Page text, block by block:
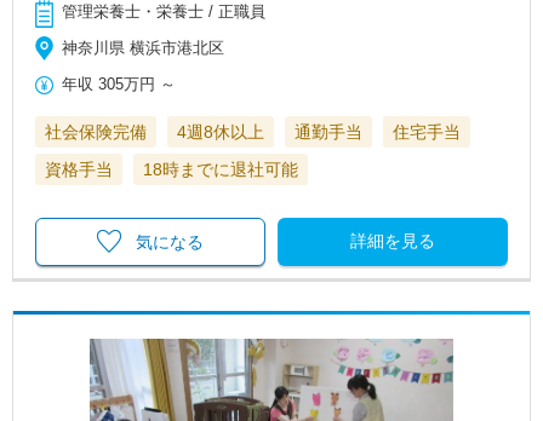
管理栄養士・栄養士 / 正職員
神奈川県 横浜市港北区
年収 305万円 ～
社会保険完備 4週8休以上 通勤手当
住宅手当
資格手当
18時までに退社可能
詳細を見る
気になる